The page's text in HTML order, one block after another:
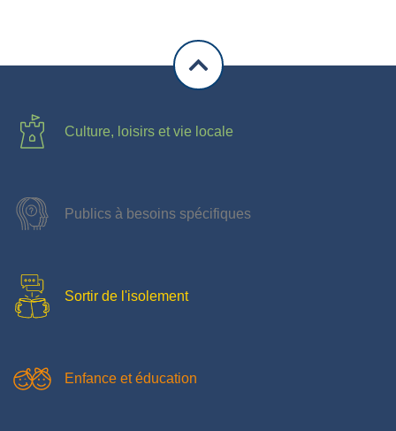
Culture, loisirs et vie locale
Publics à besoins spécifiques
Sortir de l'isolement
Enfance et éducation